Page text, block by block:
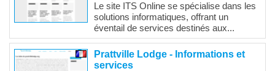
Le site ITS Online se spécialise dans les
solutions informatiques, offrant un
éventail de services destinés aux...
Prattville Lodge - Informations et
services